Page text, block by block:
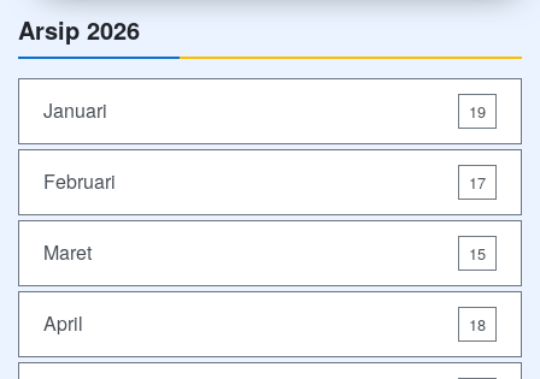
Arsip 2026
Januari 19
Februari 17
Maret 15
April 18